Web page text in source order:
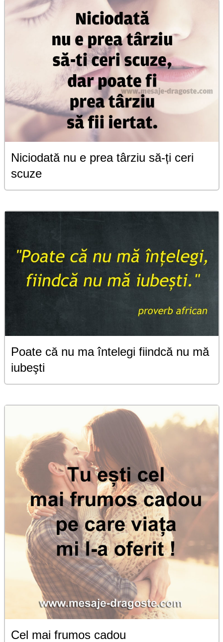
Niciodată nu e prea târziu să-ți ceri
scuze
Poate că nu ma întelegi fiindcă nu mă
iubeşti
Cel mai frumos cadou